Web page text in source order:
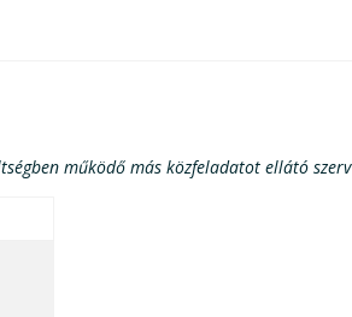
működő más közfeladatot ellátó szerv